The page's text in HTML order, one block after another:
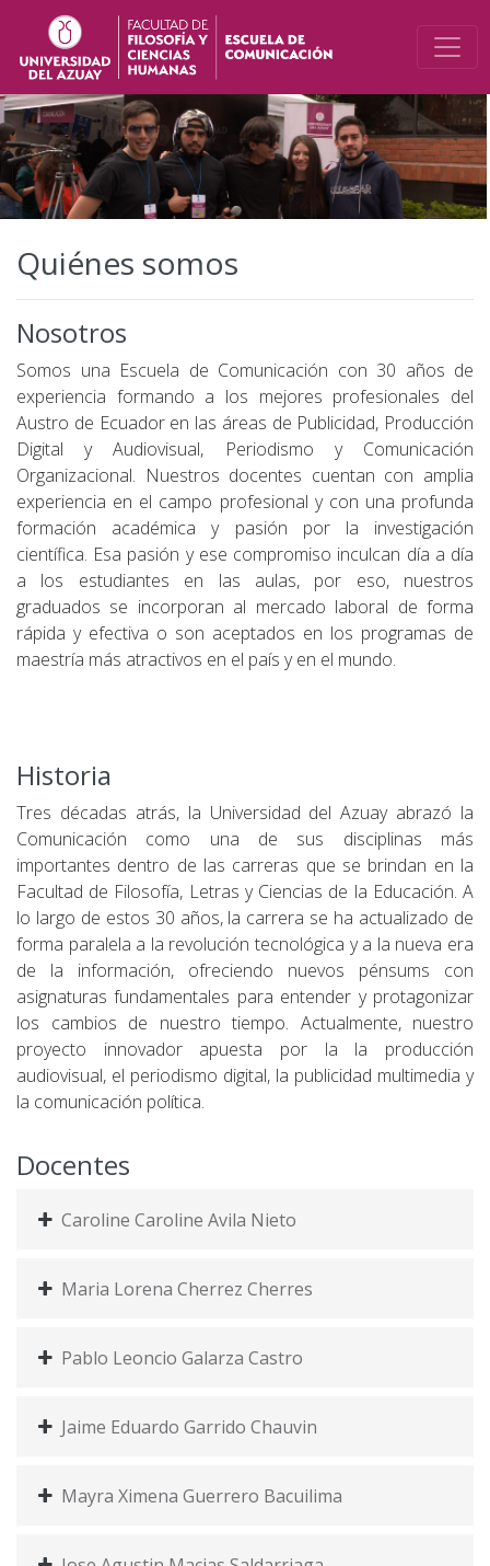
Quiénes somos
Nosotros
Somos una Escuela de Comunicación con 30 años de
experiencia formando a los mejores profesionales del
Austro de Ecuador en las áreas de Publicidad, Producción
Digital y Audiovisual, Periodismo y Comunicación
Organizacional. Nuestros docentes cuentan con amplia
experiencia en el campo profesional y con una profunda
formación académica y pasión por la investigación
científica. Esa pasión y ese compromiso inculcan día a día
a los estudiantes en las aulas, por eso, nuestros
graduados se incorporan al mercado laboral de forma
rápida y efectiva o son aceptados en los programas de
maestría más atractivos en el país y en el mundo.
Historia
Tres décadas atrás, la Universidad del Azuay abrazó la
Comunicación como una de sus disciplinas más
importantes dentro de las carreras que se brindan en la
Facultad de Filosofía, Letras y Ciencias de la Educación. A
lo largo de estos 30 años, la carrera se ha actualizado de
forma paralela a la revolución tecnológica y a la nueva era
de la información, ofreciendo nuevos pénsums con
asignaturas fundamentales para entender y protagonizar
los cambios de nuestro tiempo. Actualmente, nuestro
proyecto innovador apuesta por la la producción
audiovisual, el periodismo digital, la publicidad multimedia y
la comunicación política.
Docentes
Caroline Caroline Avila Nieto
Maria Lorena Cherrez Cherres
Pablo Leoncio Galarza Castro
Jaime Eduardo Garrido Chauvin
Mayra Ximena Guerrero Bacuilima